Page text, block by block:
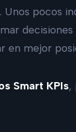
pocos
en mejor
Smart KPIs,